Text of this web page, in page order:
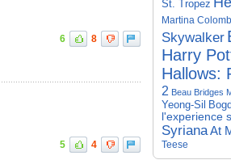
6 8
5 4
St. Tropez
Martina
Skywalker
Harry
Hallows:
2 Beau Bridges
Yeong-Sil
l'experience
SyrianaAt
Teese